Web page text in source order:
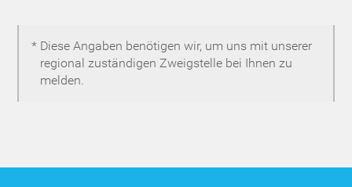
* Diese Angaben benötigen wir, um uns mit unserer
regional zuständigen Zweigstelle bei Ihnen zu
melden.